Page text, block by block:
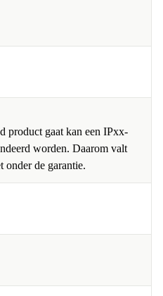
product gaat kan een IPxx-
worden. Daarom valt
onder de garantie.